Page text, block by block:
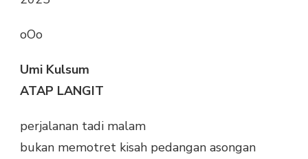
oOo
Umi Kulsum
ATAP LANGIT
perjalanan tadi malam
bukan memotret kisah pedangan asongan